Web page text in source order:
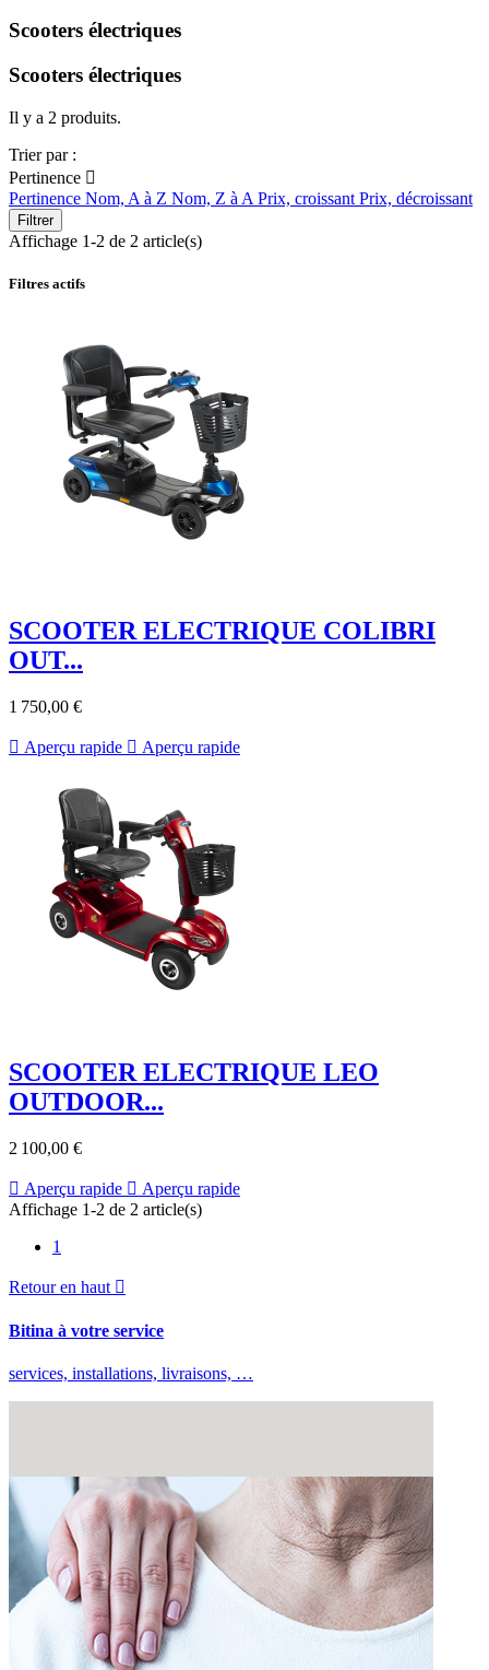
Scooters électriques
Scooters électriques
Il y a 2 produits.
Trier par :
Pertinence 
Pertinence Nom, A à Z Nom, Z à A Prix, croissant Prix, décroissant
Filtrer
Affichage 1-2 de 2 article(s)
Filtres actifs
SCOOTER ELECTRIQUE COLIBRI
OUT...
1 750,00 €
 Aperçu rapide  Aperçu rapide
SCOOTER ELECTRIQUE LEO
OUTDOOR...
2 100,00 €
 Aperçu rapide  Aperçu rapide
Affichage 1-2 de 2 article(s)
1
Retour en haut 
Bitina à votre service
services, installations, livraisons, …